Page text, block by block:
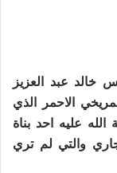
خالد عبد العزيز
الاحمر الذي
عليه احد بناة
والتي لم تري